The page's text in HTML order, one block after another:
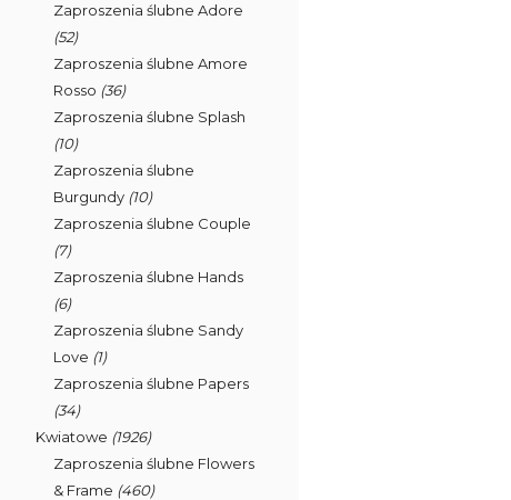
Zaproszenia ślubne Adore
(52)
Zaproszenia ślubne Amore
Rosso (36)
Zaproszenia ślubne Splash
(10)
Zaproszenia ślubne
Burgundy (10)
Zaproszenia ślubne Couple
(7)
Zaproszenia ślubne Hands
(6)
Zaproszenia ślubne Sandy
Love (1)
Zaproszenia ślubne Papers
(34)
Kwiatowe (1926)
Zaproszenia ślubne Flowers
& Frame (460)